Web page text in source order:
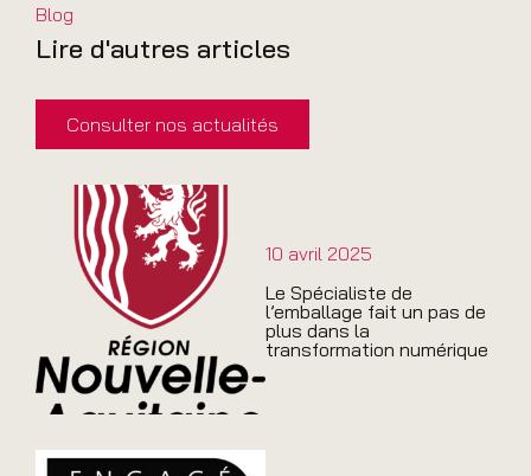
Blog
Lire d'autres articles
Consulter nos actualités
10 avril 2025
Le Spécialiste de
l’emballage fait un pas de
plus dans la
transformation numérique